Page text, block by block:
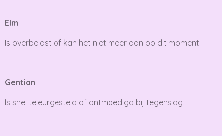
Elm
Is overbelast of kan het niet meer aan op dit moment
Gentian
Is snel teleurgesteld of ontmoedigd bij tegenslag